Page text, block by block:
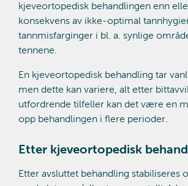
kjeveortopedisk behandlingen enn
konsekvens av ikke-optimal
tannmisfarginger i bl. a. synlige
tennene.
En kjeveortopedisk behandling tar
men dette kan variere, alt etter
utfordrende tilfeller kan det være en
opp behandlingen i flere perioder.
Etter kjeveortopedisk
Etter avsluttet behandling stabiliseres